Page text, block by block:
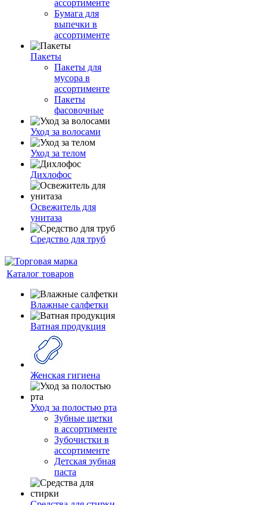
ассортименте
Бумага для
выпечки в
ассортименте
Пакеты
Пакеты для
мусора в
ассортименте
Пакеты
фасовочные
Уход за волосами
Уход за телом
Дихлофос
Освежитель для
унитаза
Средство для труб
Каталог товаров
Влажные салфетки
Ватная продукция
Женская гигиена
Уход за полостью рта
Зубные щетки
в ассортименте
Зубочистки в
ассортименте
Детская зубная
паста